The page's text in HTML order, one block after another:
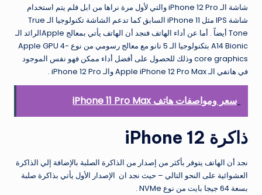
شاشة الـ iPhone 12 Pro والتي لأول مرة نراها من ابل فلم يتم استخدام
شاشة IPS مثل iPhone 11 السابق كما تدعم الشاشة تكنولوجيا الـ True
Tone أيضاً . أما عن أداء الهاتف فنجد أن الهاتف يأتي بمعالج Appleالرائد الـ
A14 Bionic بتكنولوجيا الـ 5 نانو مع معالج رسومي من نوع Apple GPU 4-
core graphics وذلك للحصول على أفضل أداء ممكن فهو نفس الموجود
في هاتفي الـ Apple iPhone 12 Pro Max والـ iPhone 12 Pro .
سعر ومواصفات هاتف iPhone 11 Pro Max
ذاكرة iPhone 12
نجد أن الهاتف يتوفر بأكثر من إصدار من الذاكرة الصلبة بالإضافة إلي الذاكرة
العشوائية على النحو التالي – حيث نجد ان الإصدار الأول يأتي بذاكرة صلبة
بسعة 64 جيجا بايت من نوع NVMe .